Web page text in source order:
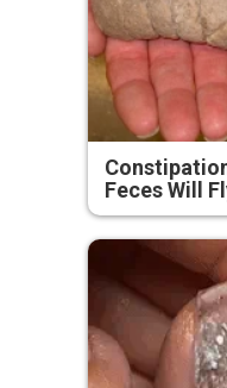
Feces Will